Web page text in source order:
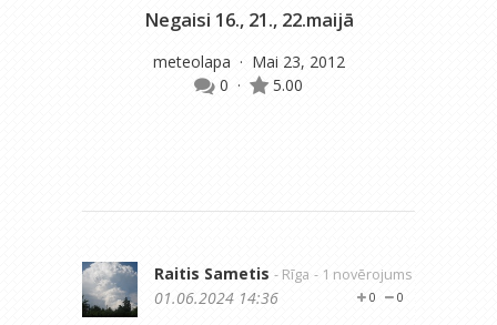
Negaisi 16., 21., 22.maijā
meteolapa · Mai 23, 2012
0 · 5.00
Raitis Sametis - Rīga - 1 novērojums
0
0
01.06.2024 14:36